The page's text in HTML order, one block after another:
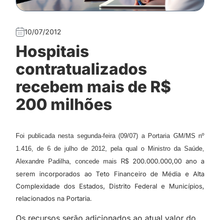
10/07/2012
Hospitais
contratualizados
recebem mais de R$
200 milhões
Foi publicada nesta segunda-feira (09/07) a Portaria GM/MS nº
1.416, de 6 de julho de 2012, pela qual o Ministro da Saúde,
Alexandre Padilha, concede mais R$ 200.000.000,00 ano a
serem incorporados ao Teto Financeiro de Média e Alta
Complexidade dos Estados, Distrito Federal e Municípios,
relacionados na Portaria.
Os recursos serão adicionados ao atual valor do